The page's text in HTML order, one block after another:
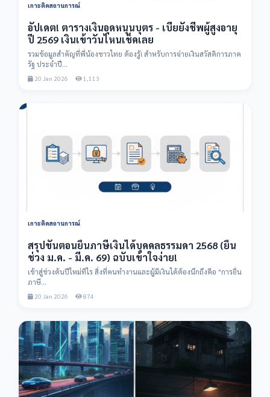
เกาะติดสถานการณ์
อัปเดต! ตารางเงินอุดหนุนบุตร - เบี้ยยังชีพผู้สูงอายุ
ปี 2569 เงินเข้าวันไหนเช็คเลย
รวมข้อมูลสำคัญที่พี่น้องชาวไทย ต้องรู้! สำหรับการจ่ายเงินสวัสดิการภาค
รัฐ ประจำปี...
20 Jan 2026 1,113
เกาะติดสถานการณ์
สรุปขั้นตอนยื่นภาษีเงินได้บุคคลธรรมดา 2568 (ยื่น
ช่วง ม.ค. - มี.ค. 69) ฉบับเข้าใจง่าย!
เข้าสู่ช่วงต้นปีใหม่ทีไร สิ่งที่คนทำงานและผู้มีเงินได้ต้องนึกถึงคือ "การยื่น
ภาษี...
20 Jan 2026 874